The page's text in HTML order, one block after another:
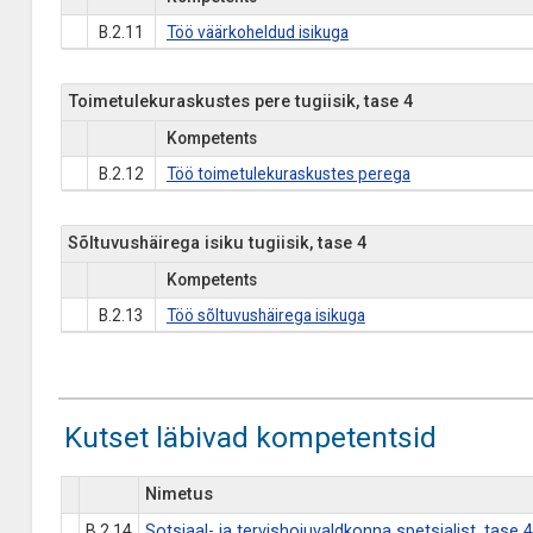
B.2.11
Töö väärkoheldud isikuga
Toimetulekuraskustes pere tugiisik, tase 4
Kompetents
B.2.12
Töö toimetulekuraskustes perega
Sõltuvushäirega isiku tugiisik, tase 4
Kompetents
B.2.13
Töö sõltuvushäirega isikuga
Kutset läbivad kompetentsid
Nimetus